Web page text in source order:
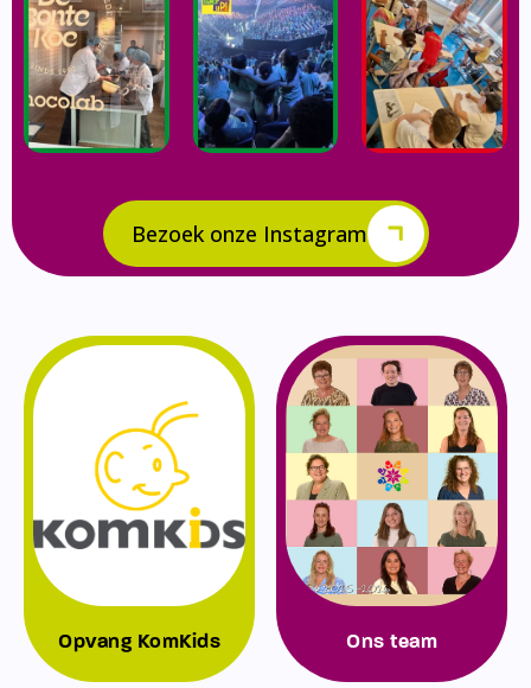
Bezoek onze Instagram
Opvang KomKids Ons team